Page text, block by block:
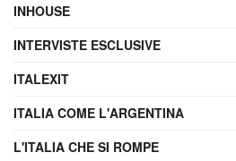
INHOUSE
INTERVISTE ESCLUSIVE
ITALEXIT
ITALIA COME L'ARGENTINA
L'ITALIA CHE SI ROMPE